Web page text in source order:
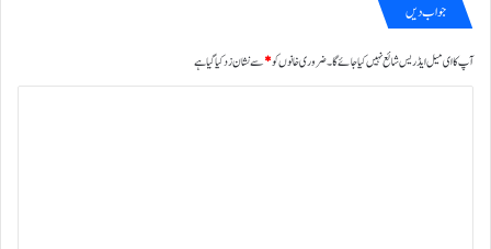
جواب دیں
آپ کا ای میل ایڈریس شائع نہیں کیا جائے گا۔ضروری خانوں کو*سے نشان زد کیا گیا ہے